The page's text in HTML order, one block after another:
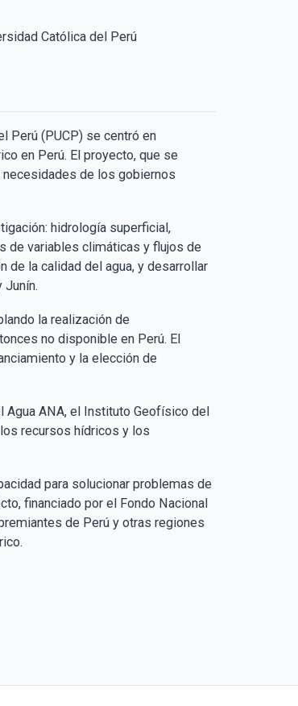
Católica del Perú
Perú (PUCP) se centró en
en Perú. El proyecto, que se
de los gobiernos
hidrología superficial,
de variables climáticas y flujos de
de la calidad del agua, y desarrollar
Junín​​.
la realización de
no disponible en Perú. El
y la elección de
Agua ANA, el Instituto Geofísico del
recursos hídricos y los
para solucionar problemas de
financiado por el Fondo Nacional
de Perú y otras regiones